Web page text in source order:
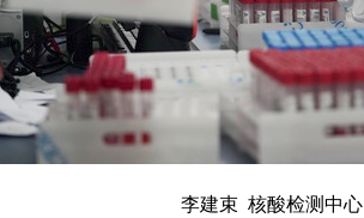
李建束 核酸检测中心